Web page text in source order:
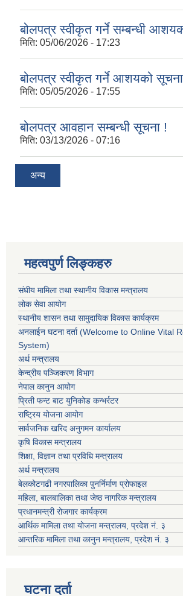
बोलपत्र स्वीकृत गर्ने सम्बन्धी
मिति: 05/06/2026 - 17:23
बोलपत्र स्वीकृत गर्ने आशयको
मिति: 05/05/2026 - 17:55
बोलपत्र आवहान सम्बन्धी सूचना !
मिति: 03/13/2026 - 07:16
अन्य
महत्वपुर्ण लिङ्कहरु
संघीय मामिला तथा स्थानीय विकास मन्त्रालय
लोक सेवा आयोग
स्थानीय शासन तथा सामुदायिक विकास कार्यक्रम
अनलाईन घटना दर्ता (Welcome to Online Vital
System)
अर्थ मन्त्रालय
केन्द्रीय पञ्जिकरण विभाग
नेपाल कानुन आयोग
प्रिती फन्ट बाट युनिकोड कन्भर्रटर
राष्ट्रिय योजना आयोग
सार्वजनिक खरिद अनुगमन कार्यालय
कृषि विकास मन्त्रालय
शिक्षा, विज्ञान तथा प्रविधि मन्त्रालय
अर्थ मन्त्रालय
बेलकोटगढी नगरपालिका पुनर्निर्माण प्रोफाइल
महिला, बालबालिका तथा जेष्ठ नागरिक मन्त्रालय
प्रधानमन्त्री रोजगार कार्यक्रम
आर्थिक मामिला तथा योजना मन्त्रालय, प्रदेश नं. ३
आन्तरिक मामिला तथा कानुन मन्त्रालय, प्रदेश नं. ३
घटना दर्ता